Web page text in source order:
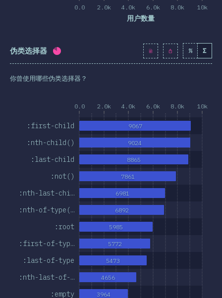
0.0 2.0k 4.0k 6.0k 8.0k 10k
用户数量
伪类选择器 完成率: % Σ
你曾使用哪些伪类选择器？
0.0 2.0k 4.0k 6.0k 8.0k 10k
:empty
:nth-last-of-…
:last-of-type
:first-of-typ…
:root
:nth-of-type(…
:nth-last-chi…
:not()
:last-child
:nth-child()
:first-child
3964
4656
5473
5772
5985
6892
6981
7861
8865
9024
9067